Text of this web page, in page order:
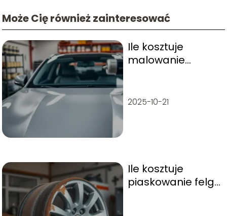
Może Cię również zainteresować
Ile kosztuje
malowanie
lakieru
2025-10-21
Ile kosztuje
piaskowanie felg?